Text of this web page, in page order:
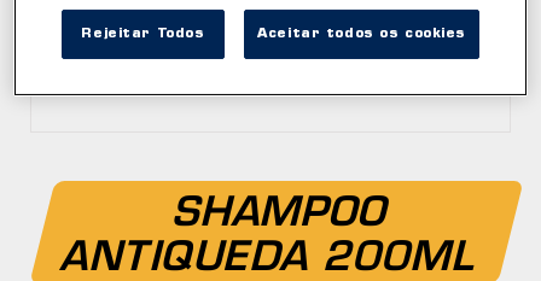
SHAMPOO
ANTIQUEDA 200ML
Rejeitar Todos Aceitar todos os cookies